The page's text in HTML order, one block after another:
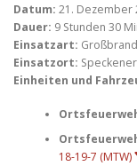
KINDER-/
TIPPS/TRICKS
Datum: 21. Dezember
Dauer: 9 Stunden 30
Einsatzart: Großbrand
Einsatzort:
Einheiten und
18-19-7 (MTW)